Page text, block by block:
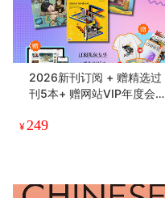
2026新刊订阅 + 赠精选过
刊5本+ 赠网站VIP年度会员
¥249